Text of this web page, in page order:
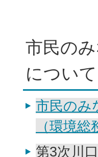
市民の
について
市民のみ
（環境総
第3次川